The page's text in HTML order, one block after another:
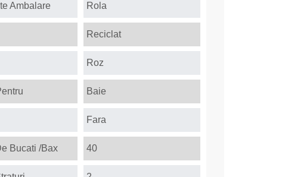
Ambalare Rola
Reciclat
Roz
Baie
Fara
Bucati /Bax 40